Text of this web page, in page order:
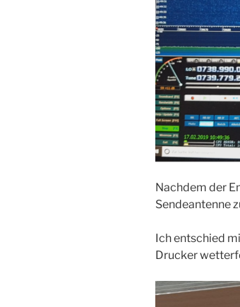
Nachdem der
Sendeantenne
Ich entschied
Drucker